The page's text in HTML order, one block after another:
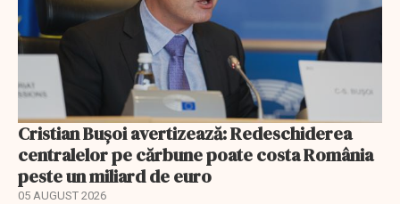
Cristian Bușoi avertizează: Redeschiderea
centralelor pe cărbune poate costa România
peste un miliard de euro
05 AUGUST 2026